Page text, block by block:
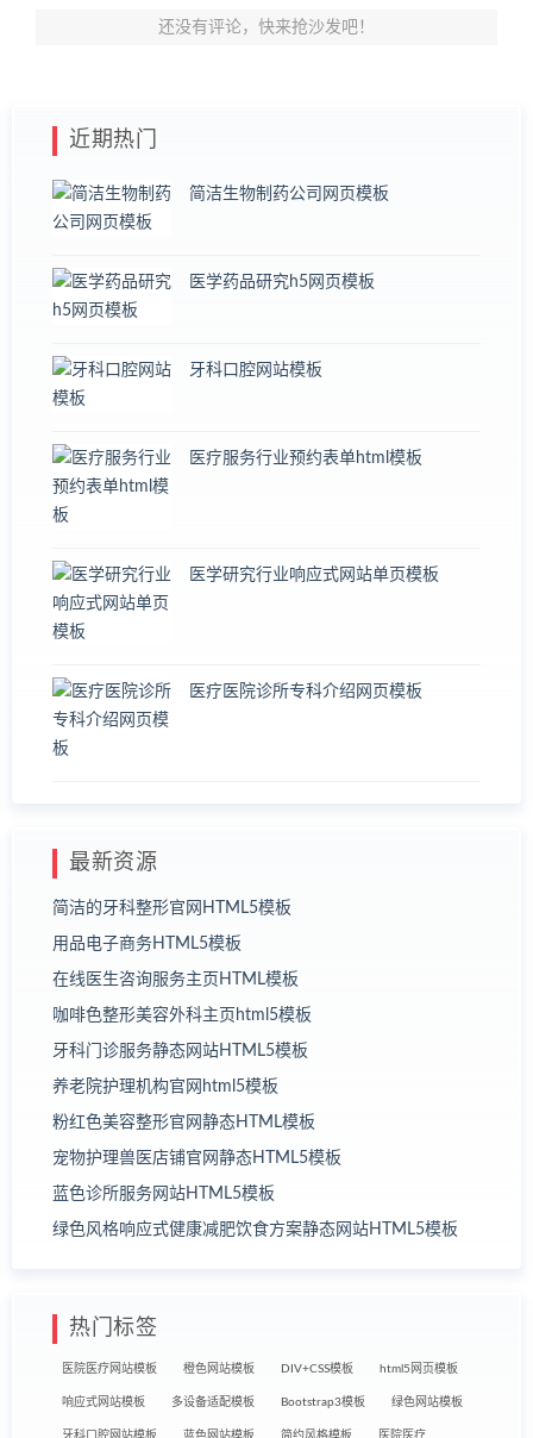
还没有评论，快来抢沙发吧！
近期热门
简洁生物制药公司网页模板
医学药品研究h5网页模板
牙科口腔网站模板
医疗服务行业预约表单html模板
医学研究行业响应式网站单页模板
医疗医院诊所专科介绍网页模板
最新资源
简洁的牙科整形官网HTML5模板
用品电子商务HTML5模板
在线医生咨询服务主页HTML模板
咖啡色整形美容外科主页html5模板
牙科门诊服务静态网站HTML5模板
养老院护理机构官网html5模板
粉红色美容整形官网静态HTML模板
宠物护理兽医店铺官网静态HTML5模板
蓝色诊所服务网站HTML5模板
绿色风格响应式健康减肥饮食方案静态网站HTML5模板
热门标签
医院医疗网站模板 橙色网站模板 DIV+CSS模板 html5网页模板
响应式网站模板 多设备适配模板 Bootstrap3模板 绿色网站模板
牙科口腔网站模板 蓝色网站模板 简约风格模板 医院医疗